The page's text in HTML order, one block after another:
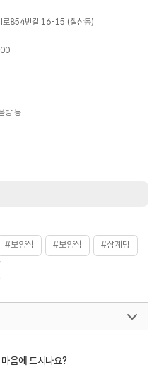
로854번길 16-15 (철산동)
탕 등
#보양식 #보양식 #삼계탕
음에 드시나요?